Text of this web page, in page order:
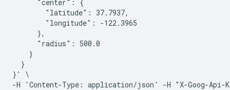
      "center": {
        "latitude": 37.7937,
        "longitude": -122.3965
      },
      "radius": 500.0
    }
  }
}' \
-H 'Content-Type: application/json' -H "X-Goog-Api-